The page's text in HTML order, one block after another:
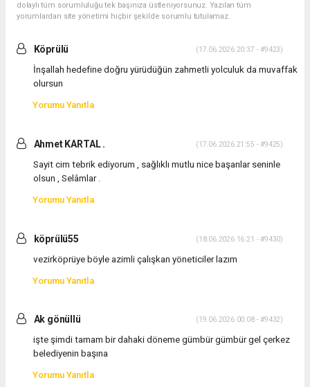
dolaylı tüm sorumluluğu tek başınıza üstleniyorsunuz. Yazılan tüm
yorumlardan site yönetimi hiçbir şekilde sorumlu tutulamaz.
Köprülü (17.06.2026 20:37 - #9423)
İnşallah hedefine doğru yürüdüğün zahmetli yolculuk da muvaffak
olursun
Yorumu Yanıtla
Ahmet KARTAL . (17.06.2026 21:55 - #9425)
Sayit cim tebrik ediyorum , sağlıklı mutlu nice başarılar seninle
olsun , Selâmlar .
Yorumu Yanıtla
köprülü55 (18.06.2026 16:21 - #9430)
vezirköprüye böyle azimli çalışkan yöneticiler lazım
Yorumu Yanıtla
Ak gönüllü (19.06.2026 00:08 - #9432)
işte şimdi tamam bir dahaki döneme gümbür gümbür gel çerkez
belediyenin başına
Yorumu Yanıtla